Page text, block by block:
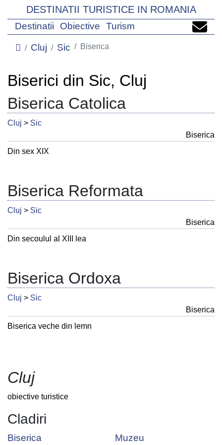
DESTINATII TURISTICE IN ROMANIA
Destinatii Obiective Turism
Cluj Sic Biserica
Biserici din Sic, Cluj
Biserica Catolica
Cluj > Sic
Biserica
Din sex XIX
Biserica Reformata
Cluj > Sic
Biserica
Din secoulul al XIII lea
Biserica Ordoxa
Cluj > Sic
Biserica
Biserica veche din lemn
Cluj
obiective turistice
Cladiri
Biserica Muzeu